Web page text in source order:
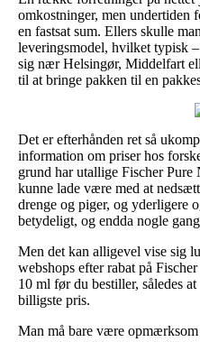
omkostninger, men undertiden
en fastsat sum. Ellers skulle
leveringsmodel, hvilket typisk
sig nær Helsingør, Middelfart
til at bringe pakken til en
Det er efterhånden ret så
information om priser hos
grund har utallige Fischer Pure
kunne lade være med at
drenge og piger, og yderligere
betydeligt, og endda nogle
Men det kan alligevel vise sig
webshops efter rabat på
10 ml før du bestiller, således
billigste pris.
Man må bare være opmærksom